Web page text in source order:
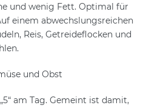
und wenig Fett. Optimal für
einem abwechslungsreichen
Reis, Getreideflocken und
und Obst
am Tag. Gemeint ist damit,